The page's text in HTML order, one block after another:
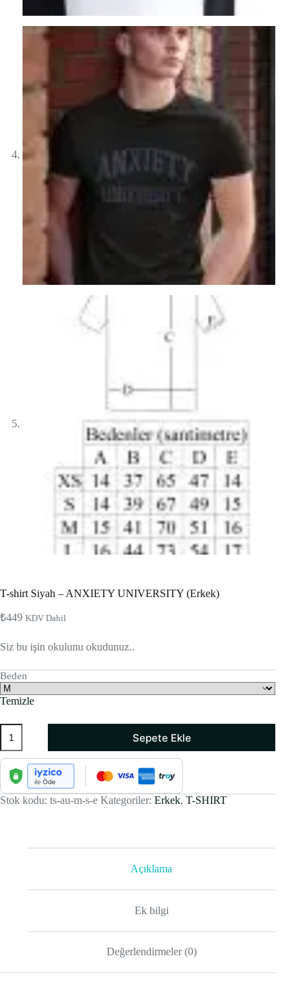
T-shirt Siyah – ANXIETY UNIVERSITY (Erkek)
₺449 KDV Dahil
Siz bu işin okulunu okudunuz..
Beden
Temizle
T-
shirt
Siyah
-
ANXIETY
UNIVERSITY
(Erkek)
Sepete Ekle
Stok kodu: ts-au-m-s-e Kategoriler: Erkek, T-SHIRT
Açıklama
Ek bilgi
Değerlendirmeler (0)